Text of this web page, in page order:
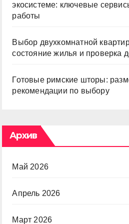
экосистеме: ключевые
работы
Выбор двухкомнатной
состояние жилья и проверка
Готовые римские шторы:
рекомендации по выбору
Архив
Май 2026
Апрель 2026
Март 2026